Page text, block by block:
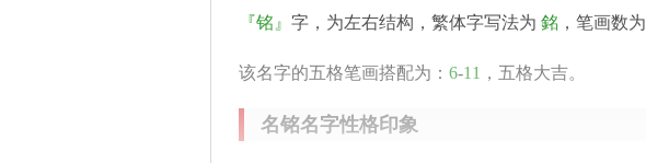
『铭』 字，为左右结构，繁体字写法为 銘 ，笔画数为
该名字的五格笔画搭配为： 6-11 ，五格大吉。
名铭名字性格印象